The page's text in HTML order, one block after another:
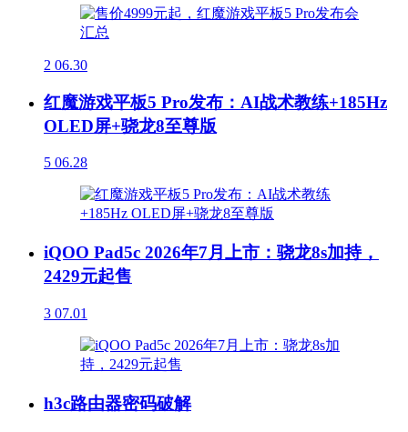
2 06.30
红魔游戏平板5 Pro发布：AI战术教练+185Hz
OLED屏+骁龙8至尊版
5 06.28
iQOO Pad5c 2026年7月上市：骁龙8s加持，
2429元起售
3 07.01
h3c路由器密码破解